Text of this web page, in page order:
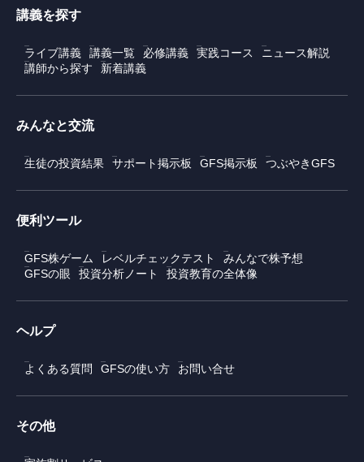
講義を探す
ライブ講義 講義一覧 必修講義 実践コース
ニュース解説
講師から探す
新着講義
みんなと交流
生徒の投資結果 サポート掲示板 GFS掲示板 つぶやきGFS
便利ツール
GFS株ゲーム レベルチェックテスト
みんなで株予想
GFSの眼
投資分析ノート 投資教育の全体像
ヘルプ
よくある質問 GFSの使い方 お問い合せ
その他